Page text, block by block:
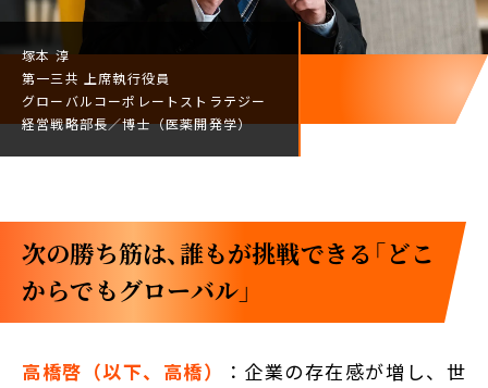
塚本 淳
第一三共 上席執行役員
グローバルコーポレート ストラテジー
経営戦略部長／博士（医薬開発学）
次の勝ち筋は、誰もが挑戦できる「どこ
からでもグローバル」
高橋啓（以下、高橋）
：企業の存在感が増し、世